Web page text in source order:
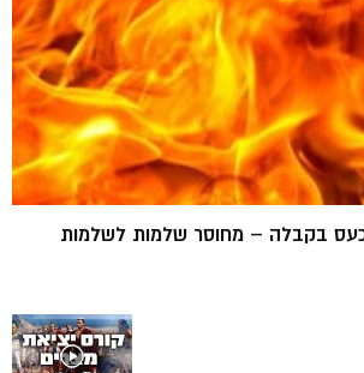
בקבלה – מחוסר שלמות לשלמות